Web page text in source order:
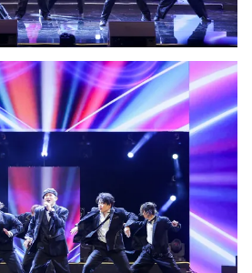
Vươn mình bằng AI
VTV8
English